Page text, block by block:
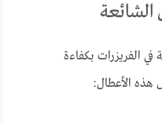
الشائعة
في الفريزرات بكفاءة
هذه الأعطال: